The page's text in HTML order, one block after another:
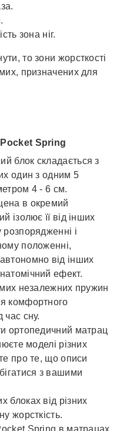
зона ніг.
то зони жорсткості
призначених для
Spring
блок складається з
один з одним 5
4 - 6 см.
в окремий
ізолює її від інших
і
положенні,
від інших
ефект.
незалежних пружин
комфортного
час сну.
ортопедичний матрац
моделі різних
про те, що описи
з вашими
блоках від різних
жорсткість.
Spring в матрацах